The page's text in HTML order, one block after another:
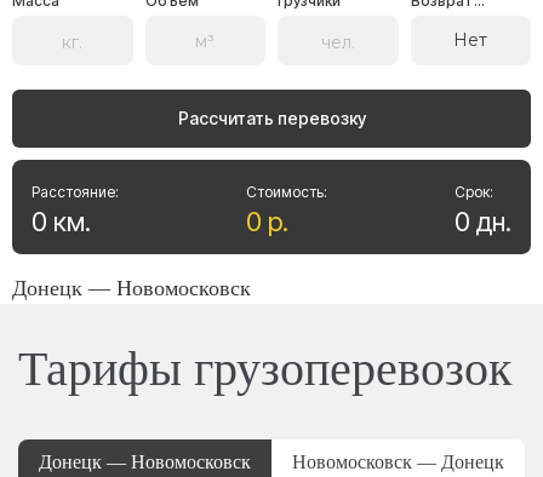
Нет
Рассчитать перевозку
Стоимость:
0 р.
Расстояние:
0 км.
Срок:
0 дн.
Донецк — Новомосковск
Тарифы грузоперевозок
Донецк — Новомосковск Новомосковск — Донецк